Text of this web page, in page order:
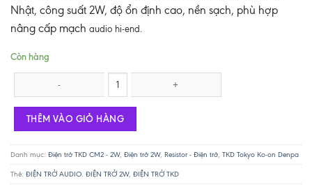
Nhật, công suất 2W, độ ổn định cao, nền sạch, phù hợp
nâng cấp mạch audio hi-end.
Còn hàng
Điện trở TKD 2W -150R số lượng
THÊM VÀO GIỎ HÀNG
Danh mục: Điện trở TKD CM2 - 2W, Điện trở 2W, Resistor - Điện trở TKD Tokyo Ko-on Denpa
Thẻ: ĐIỆN TRỞ AUDIO. ĐIỆN TRỞ 2W, ĐIỆN TRỞ TKD